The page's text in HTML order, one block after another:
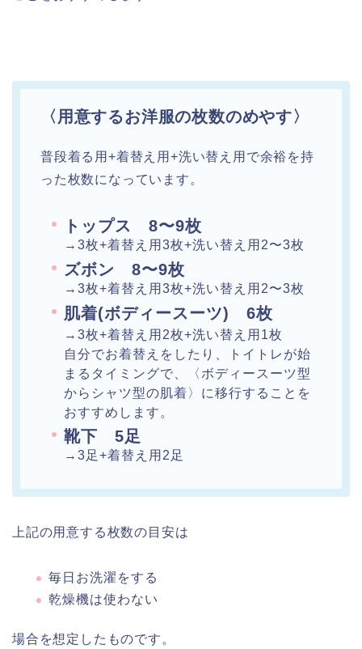
〈用意するお洋服の枚数のめやす〉
普段着る用+着替え用+洗い替え用で余裕を持
った枚数になっています。
トップス 8〜9枚
→3枚+着替え用3枚+洗い替え用2〜3枚
ズボン 8〜9枚
→3枚+着替え用3枚+洗い替え用2〜3枚
肌着(ボディースーツ) 6枚
→3枚+着替え用2枚+洗い替え用1枚
自分でお着替えをしたり、トイトレが始
まるタイミングで、〈ボディースーツ型
からシャツ型の肌着〉に移行することを
おすすめします。
靴下 5足
→3足+着替え用2足
上記の用意する枚数の目安は
毎日お洗濯をする
乾燥機は使わない
場合を想定したものです。